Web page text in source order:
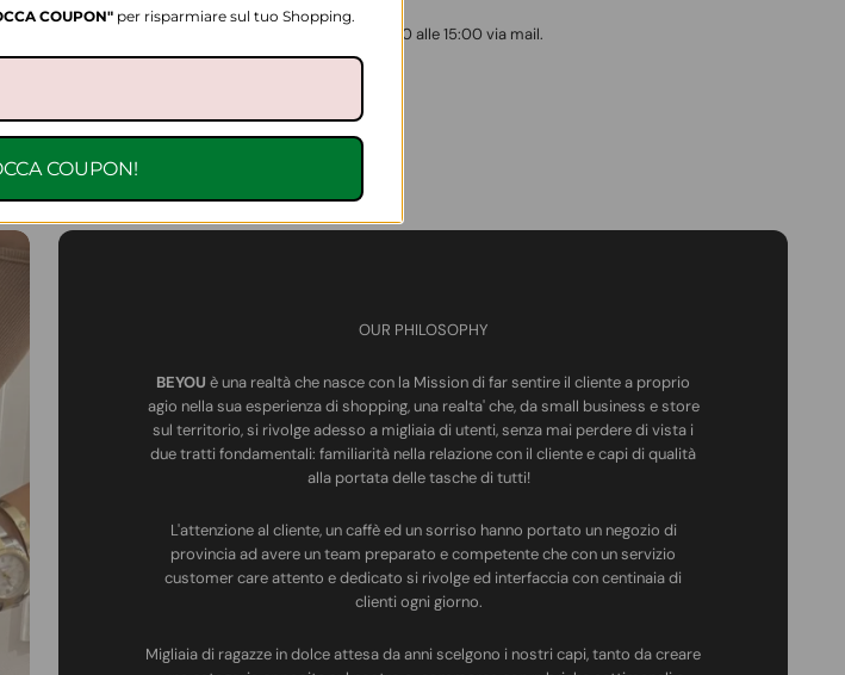
Venerdì, dalle 8:00 alle 13:00 via whatsapp e dalle 8:00 alle 15:00 via mail.
media: 4 min
OUR PHILOSOPHY
BEYOU è una realtà che nasce con la Mission di far sentire il cliente a proprio
agio nella sua esperienza di shopping, una realta' che, da small business e store
sul territorio, si rivolge adesso a migliaia di utenti, senza mai perdere di vista i
due tratti fondamentali: familiarità nella relazione con il cliente e capi di qualità
alla portata delle tasche di tutti!
L'attenzione al cliente, un caffè ed un sorriso hanno portato un negozio di
provincia ad avere un team preparato e competente che con un servizio
customer care attento e dedicato si rivolge ed interfaccia con centinaia di
clienti ogni giorno.
Migliaia di ragazze in dolce attesa da anni scelgono i nostri capi, tanto da creare
COUPON" per risparmiare sul tuo Shopping.
COUPON!